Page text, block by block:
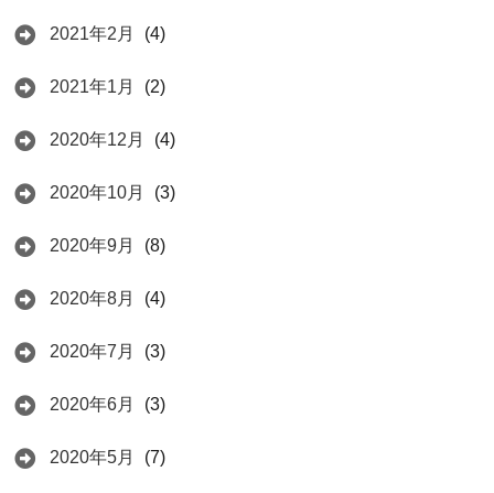
2021年2月 (4)
2021年1月 (2)
2020年12月 (4)
2020年10月 (3)
2020年9月 (8)
2020年8月 (4)
2020年7月 (3)
2020年6月 (3)
2020年5月 (7)